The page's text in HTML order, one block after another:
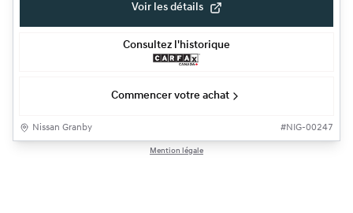
Voir les détails
Consultez l'historique
Commencer votre achat
Nissan Granby #NIG-00247
Mention légale